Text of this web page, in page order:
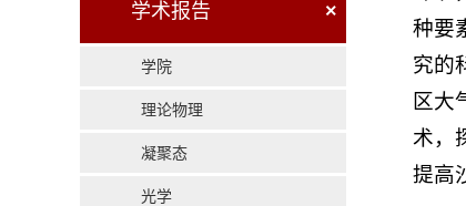
学术报告 ×
学院
理论物理
凝聚态
光学
种要
究的
区大
术，
提高